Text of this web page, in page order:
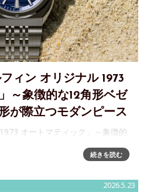
ィン オリジナル 1973
～象徴的な12角形ベゼ
が際立つモダンピース
オートマティック」～象徴的
れた12角形ベゼルを起点に、1970
続きを読む
2026.5.23